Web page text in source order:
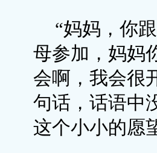
“妈妈，你
母参加，妈妈
会啊，我会很
句话，话语中
这个小小的愿